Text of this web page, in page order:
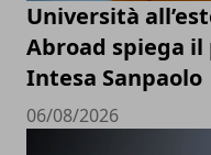
Università
Abroad spiega
Intesa Sanpaolo
06/08/2026